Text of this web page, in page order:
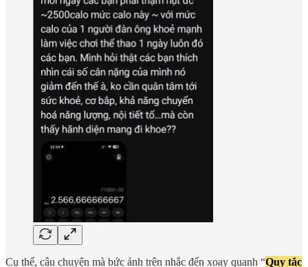
Cụ thể, câu chuyện mà bức ảnh trên nhắc đến xoay quanh “Quy tắc